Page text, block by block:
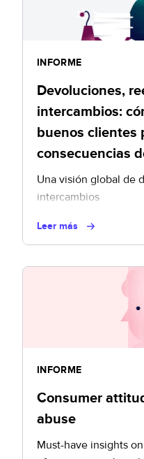
INFORME
Devoluciones,
intercambios:
buenos clientes
consecuencias
Una visión global de
intercambios
Leer más
INFORME
Consumer
abuse
Must-have insights